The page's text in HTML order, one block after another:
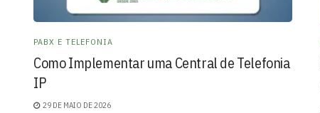
PABX E TELEFONIA
Como Implementar uma Central de Telefonia
IP
29 DE MAIO DE 2026